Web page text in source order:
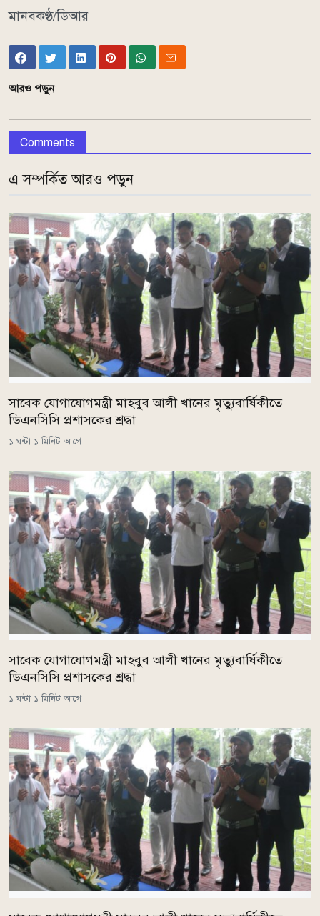
মানবকণ্ঠ/ডিআর
আরও পড়ুন
Comments
এ সম্পর্কিত আরও পড়ুন
সাবেক যোগাযোগমন্ত্রী মাহবুব আলী খানের মৃত্যুবার্ষিকীতে
ডিএনসিসি প্রশাসকের শ্রদ্ধা
১ ঘন্টা ১ মিনিট আগে
সাবেক যোগাযোগমন্ত্রী মাহবুব আলী খানের মৃত্যুবার্ষিকীতে
ডিএনসিসি প্রশাসকের শ্রদ্ধা
১ ঘন্টা ১ মিনিট আগে